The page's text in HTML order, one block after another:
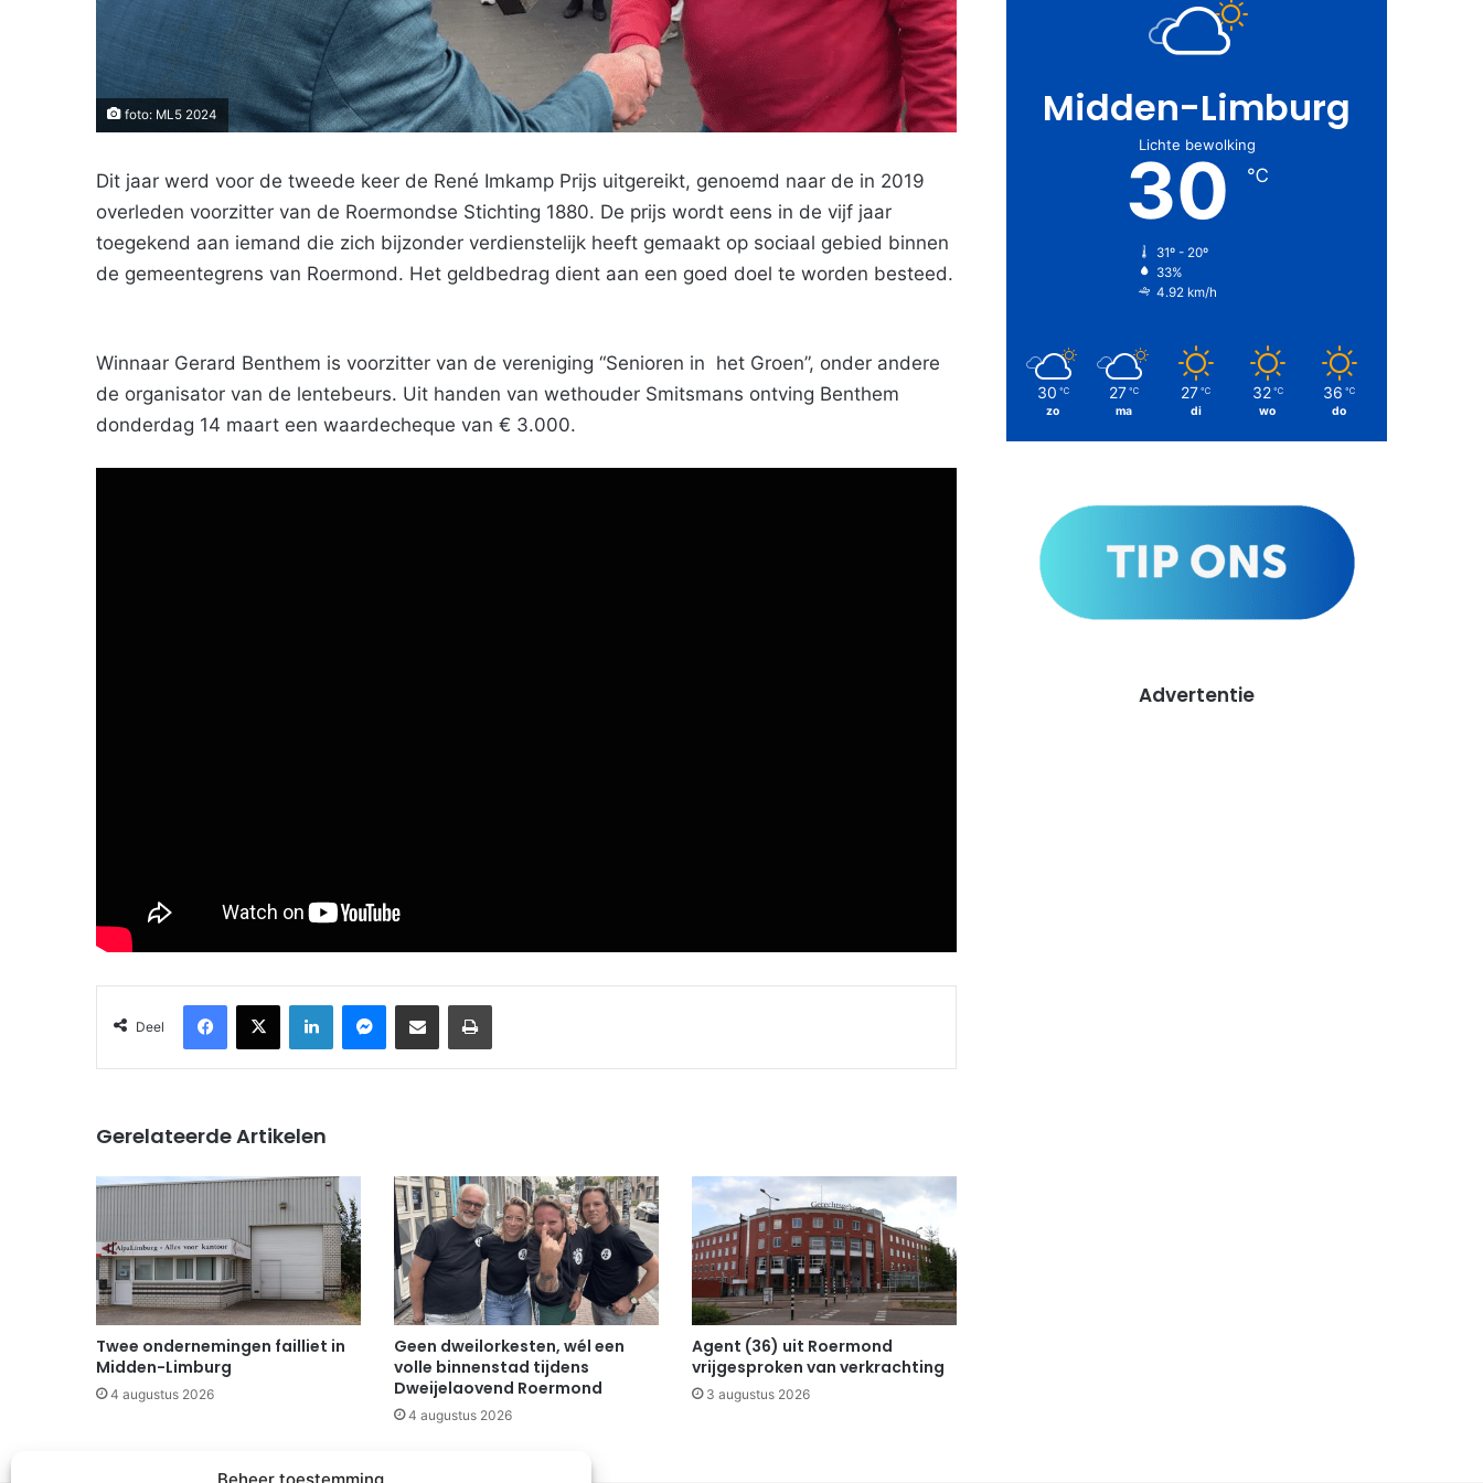
foto: ML5 2024
Dit jaar werd voor de tweede keer de René Imkamp Prijs uitgereikt, genoemd naar de in 2019
overleden voorzitter van de Roermondse Stichting 1880. De prijs wordt eens in de vijf jaar
toegekend aan iemand die zich bijzonder verdienstelijk heeft gemaakt op sociaal gebied binnen
de gemeentegrens van Roermond. Het geldbedrag dient aan een goed doel te worden besteed.
Winnaar Gerard Benthem is voorzitter van de vereniging “Senioren in het Groen”, onder andere
de organisator van de lentebeurs. Uit handen van wethouder Smitsmans ontving Benthem
donderdag 14 maart een waardecheque van € 3.000.
Deel
Facebook
X LinkedInMessenger
Deel via Email Print
Gerelateerde Artikelen
Twee ondernemingen failliet in
Midden-Limburg
4 augustus 2026
Geen dweilorkesten, wél een
volle binnenstad tijdens
Dweijelaovend Roermond
4 augustus 2026
Agent (36) uit Roermond
vrijgesproken van verkrachting
3 augustus 2026
Midden-Limburg
Lichte bewolking
30 ℃
31º - 20º
33%
4.92 km/h
30 ℃
zo
27 ℃
ma
27 ℃
di
32 ℃
wo
36 ℃
do
Advertentie